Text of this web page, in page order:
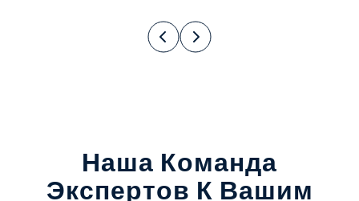
Наша Команда
Экспертов К Вашим